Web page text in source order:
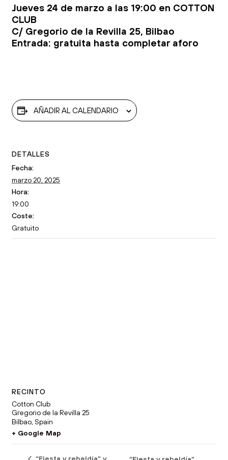
Jueves 24 de marzo a las 19:00 en COTTON
CLUB
C/ Gregorio de la Revilla 25, Bilbao
Entrada: gratuita hasta completar aforo
AÑADIR AL CALENDARIO
DETALLES
Fecha:
marzo 20, 2025
Hora:
19:00
Coste:
Gratuito
RECINTO
Cotton Club
Gregorio de la Revilla 25
Bilbao, Spain
+ Google Map